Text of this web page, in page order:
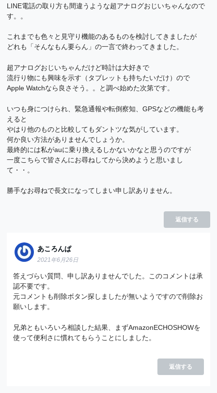
LINE電話の取り方も間違うような超アナログおじいちゃんなので
す。。
これまでも色々と見守り機能のあるものを検討してきましたが
どれも「そんなもん要らん」の一言で終わってきました。
超アナログおじいちゃんだけど時計は大好きで
流行り物にも興味を示す（タブレットも持ちたいだけ）ので
Apple Watchなら良さそう。。と調べ始めた次第です。
いつも身につけられ、緊急通報や転倒察知、GPSなどの機能も考
えると
やはり他のものと比較してもダントツな気がしています。
何か良い方法がありませんでしょうか。
最終的には私がauに乗り換えるしかないかなと思うのですが
一度こちらで皆さんにお尋ねしてから決めようと思いまし
て・・。
勝手なお尋ねで長文になってしまい申し訳ありません。
返信する
あころんぱ
2021年6月26日
答えづらい質問、申し訳ありませんでした。このコメントは承
認不要です。
元コメントも削除ボタン探しましたが無いようですので削除お
願いします。
兄弟ともいろいろ相談した結果、まずAmazonECHOSHOWを
使って便利さに慣れてもらうことにしました。
返信する